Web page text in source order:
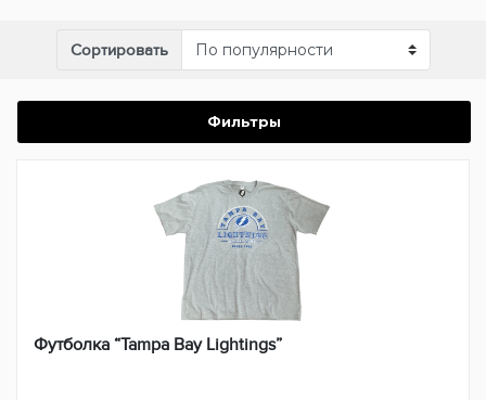
Сортировать
Фильтры
Футболка “Tampa Bay Lightings”